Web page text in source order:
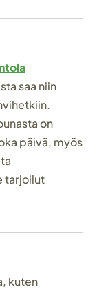
saa niin
on
päivä, myös
tarjoilut
kuten